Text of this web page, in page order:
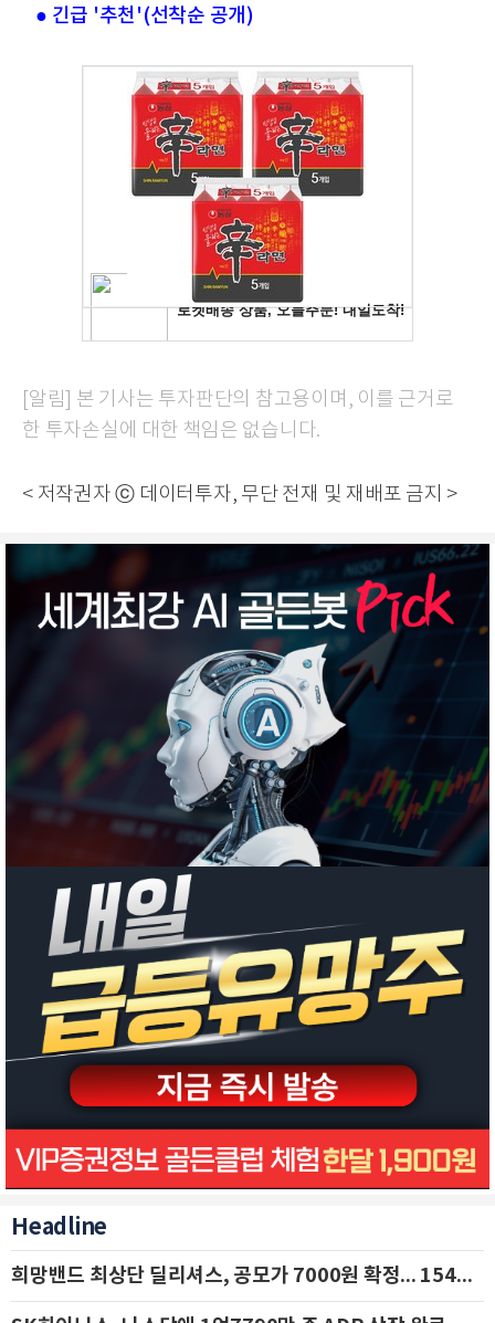
● 긴급 '추천'(선착순 공개)
[알림] 본 기사는 투자판단의 참고용이며, 이를 근거로
한 투자손실에 대한 책임은 없습니다.
< 저작권자 ⓒ 데이터투자, 무단 전재 및 재배포 금지 >
Headline
희망밴드 최상단 딜리셔스, 공모가 7000원 확정... 154억 규모 IPO 돌입